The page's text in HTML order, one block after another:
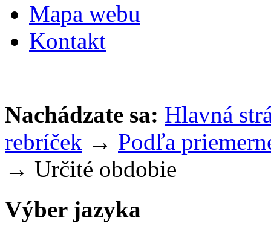
Mapa webu
Kontakt
Nachádzate sa: Hlavná
rebríček → Podľa
→ Určité obdobie
Výber jazyka